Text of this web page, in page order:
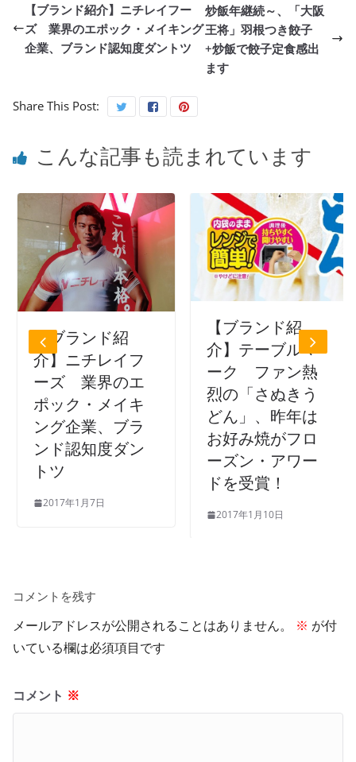
【ブランド紹介】ニチレイフー
ズ 業界のエポック・メイキング
企業、ブランド認知度ダントツ
炒飯年継続～、「大阪
王将」羽根つき餃子
+炒飯で餃子定食感出
ます
Share This Post:
こんな記事も読まれています
【ブランド紹
介】ニチレイフ
ーズ 業界のエ
ポック・メイキ
ング企業、ブラ
ンド認知度ダン
トツ
2017年1月7日
【ブランド紹
介】テーブルマ
ーク ファン熱
烈の「さぬきう
どん」、昨年は
お好み焼がフロ
ーズン・アワー
ドを受賞！
2017年1月10日
コメントを残す
メールアドレスが公開されることはありません。 ※ が付
いている欄は必須項目です
コメント ※